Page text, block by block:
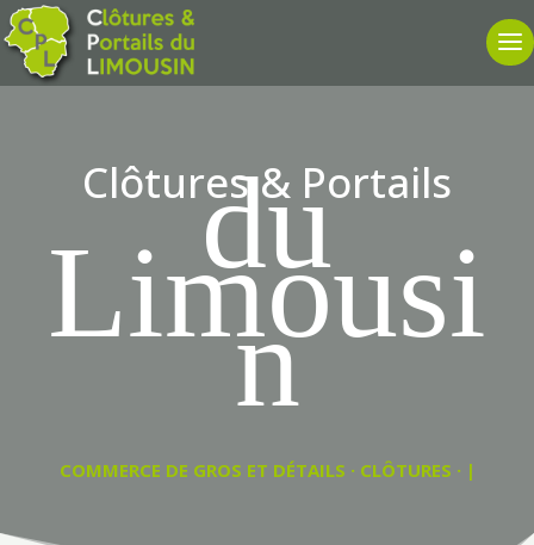
Clôtures & Portails
du
Limousi
n
COMMERCE DE GROS ET DÉTAILS · CLÔTURES · PORTA